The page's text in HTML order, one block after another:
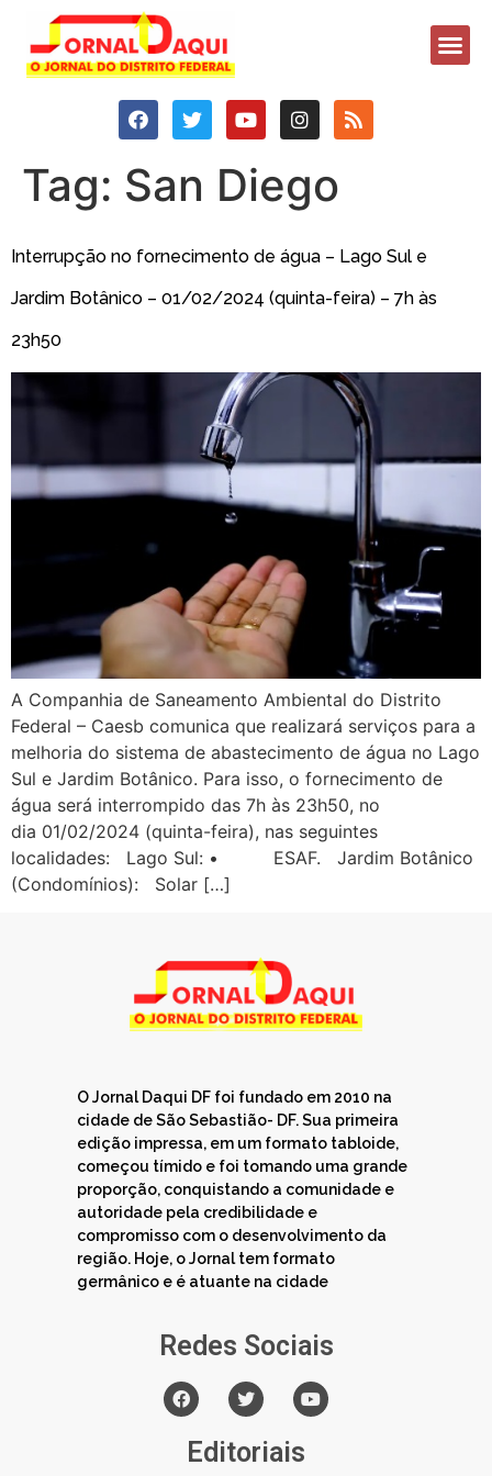
Tag: San Diego
Interrupção no fornecimento de água – Lago Sul e
Jardim Botânico – 01/02/2024 (quinta-feira) – 7h às
23h50
A Companhia de Saneamento Ambiental do Distrito
Federal – Caesb comunica que realizará serviços para a
melhoria do sistema de abastecimento de água no Lago
Sul e Jardim Botânico. Para isso, o fornecimento de
água será interrompido das 7h às 23h50, no
dia 01/02/2024 (quinta-feira), nas seguintes
localidades: Lago Sul: • ESAF. Jardim Botânico
(Condomínios): Solar […]
O Jornal Daqui DF foi fundado em 2010 na
cidade de São Sebastião- DF. Sua primeira
edição impressa, em um formato tabloide,
começou tímido e foi tomando uma grande
proporção, conquistando a comunidade e
autoridade pela credibilidade e
compromisso com o desenvolvimento da
região. Hoje, o Jornal tem formato
germânico e é atuante na cidade
Redes Sociais
Editoriais